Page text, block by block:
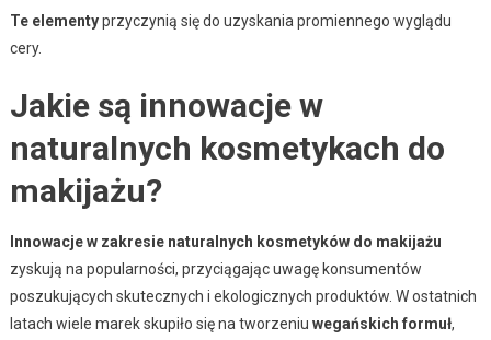
Te elementyprzyczynią się do uzyskania promiennego wyglądu
cery.
Jakie są innowacje w
naturalnych kosmetykach do
makijażu?
Innowacje w zakresie naturalnych kosmetyków do makijażu
zyskują na popularności, przyciągając uwagę konsumentów
poszukujących skutecznych i ekologicznych produktów. W ostatnich
latach wiele marek skupiło się na tworzeniu wegańskich formuł,